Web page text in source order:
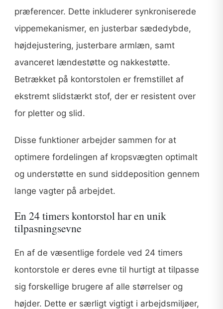
præferencer. Dette inkluderer synkroniserede
vippemekanismer, en justerbar sædedybde,
højdejustering, justerbare armlæn, samt
avanceret lændestøtte og nakkestøtte.
Betrækket på kontorstolen er fremstillet af
ekstremt slidstærkt stof, der er resistent over
for pletter og slid.
Disse funktioner arbejder sammen for at
optimere fordelingen af kropsvægten optimalt
og understøtte en sund siddeposition gennem
lange vagter på arbejdet.
En 24 timers kontorstol har en unik
tilpasningsevne
En af de væsentlige fordele ved 24 timers
kontorstole er deres evne til hurtigt at tilpasse
sig forskellige brugere af alle størrelser og
højder. Dette er særligt vigtigt i arbejdsmiljøer,